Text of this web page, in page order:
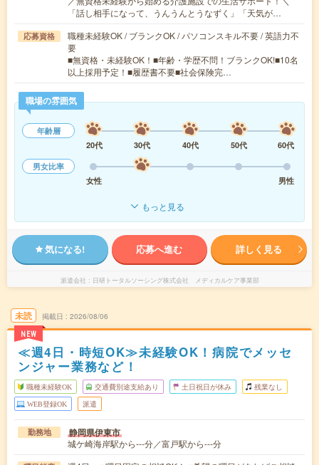
「話し相手になって、うんうんとうなずく」「天気が…
応募資格
職種未経験OK / ブランクOK / パソコンスキル不要 / 英語力不
要
■無資格・未経験OK！■年齢・学歴不問！ブランクOK!■10名
以上採用予定！■履歴書不要■社会保険完…
職場の雰囲気
年齢層
20代
30代 40代 50代
60代
男女比率
女性
男性
もっと見る
気になる! 応募へ進む 詳しく見る
派遣会社 日研トータルソーシング株式会社 メディカルケア事業部
未読
NEW
掲載日 2026/08/06
≪週4日・時短OK≫未経験OK！病院でメッセ
ンジャー業務など！
職種未経験OK 交通費別途支給あり 土日祝日が休み 残業なし
WEB登録OK 派遣
勤務地 静岡県伊東市
城ケ崎海岸駅から---分／富戸駅から---分